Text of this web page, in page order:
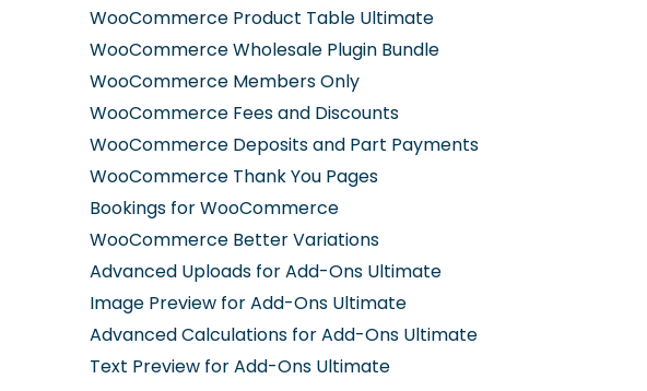
WooCommerce Product Table Ultimate
WooCommerce Wholesale Plugin Bundle
WooCommerce Members Only
WooCommerce Fees and Discounts
WooCommerce Deposits and Part Payments
WooCommerce Thank You Pages
Bookings for WooCommerce
WooCommerce Better Variations
Advanced Uploads for Add-Ons Ultimate
Image Preview for Add-Ons Ultimate
Advanced Calculations for Add-Ons Ultimate
Text Preview for Add-Ons Ultimate